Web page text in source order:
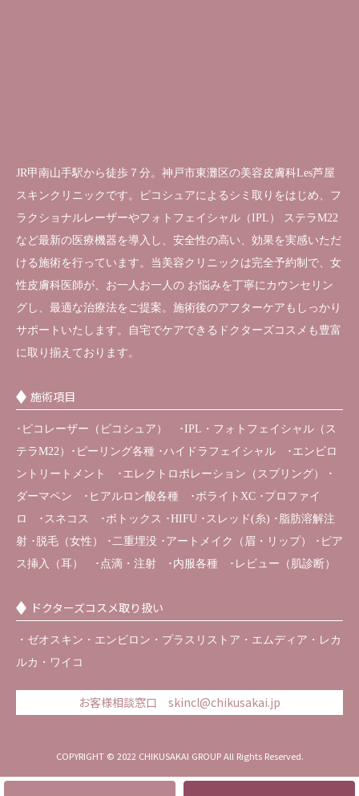
JR甲南山手駅から徒歩７分。神戸市東灘区の美容皮膚科Les芦屋
スキンクリニックです。ピコシュアによるシミ取りをはじめ、フ
ラクショナルレーザーやフォトフェイシャル（IPL） ステラM22
など最新の医療機器を導入し、安全性の高い、効果を実感いただ
ける施術を行っています。当美容クリニックは完全予約制で、女
性皮膚科医師が、お一人お一人の お悩みを丁寧にカウンセリン
グし、最適な治療法をご提案。施術後のアフターケアもしっかり
サポートいたします。自宅でケアできるドクターズコスメも豊富
に取り揃えております。
施術項目
･ピコレーザー（ピコシュア） ･IPL・フォトフェイシャル（ス
テラM22）･ピーリング各種 ･ハイドラフェイシャル ･エンビロ
ントリートメント ･エレクトロポレーション（スプリング） ･
ダーマペン ･ヒアルロン酸各種 ･ボライトXC ･プロファイ
ロ ･スネコス ･ボトックス ･HIFU ･スレッド(糸) ･脂肪溶解注
射 ･脱毛（女性） ･二重埋没 ･アートメイク（眉・リップ） ･ピア
ス挿入（耳） ･点滴・注射 ･内服各種 ･レビュー（肌診断）
ドクターズコスメ取り扱い
・ゼオスキン・エンビロン・プラスリストア・エムディア・レカ
ルカ・ワイコ
お客様相談窓口 skincl@chikusakai.jp
COPYRIGHT ©️ 2022 CHIKUSAKAI GROUP All Rights Reserved.